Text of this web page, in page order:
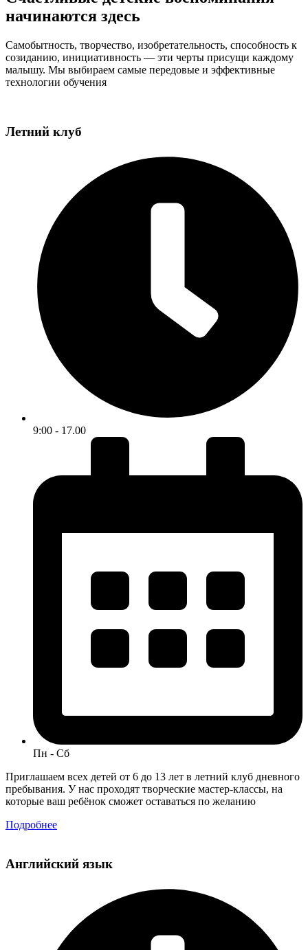
начинаются здесь
Самобытность, творчество, изобретательность, способность к
созиданию, инициативность — эти черты присущи каждому
малышу. Мы выбираем самые передовые и эффективные
технологии обучения
Летний клуб
9:00 - 17.00
Пн - Сб
Приглашаем всех детей от 6 до 13 лет в летний клуб дневного
пребывания. У нас проходят творческие мастер-классы, на
которые ваш ребёнок сможет оставаться по желанию
Подробнее
Английский язык